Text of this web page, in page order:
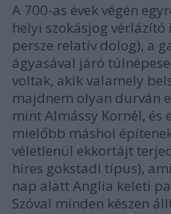
A 700-as évek végén
helyi szokásjog
persze relatív dolog), a
ágyasával járó
voltak, akik valamely
majdnem olyan durván
mint Almássy Kornél,
mielőbb máshol
véletlenül ekkortájt
híres gokstadi típus),
nap alatt Anglia keleti
Szóval minden készen